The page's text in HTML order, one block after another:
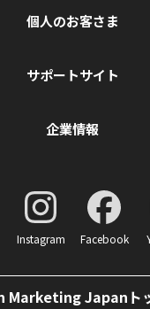
個人のお客さま
サポートサイト
企業情報
Instagram Facebook
Marketing Japanト